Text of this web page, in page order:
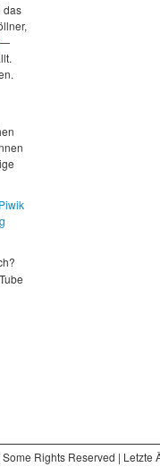
das
—
Piwik
Rights Reserved |